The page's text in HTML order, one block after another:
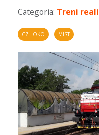
Categoria: Treni reali
CZ LOKO MIST